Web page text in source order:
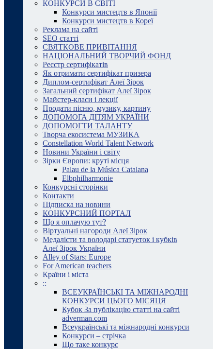
КОНКУРСИ В СВІТІ
Конкурси мистецтв в Японії
Конкурси мистецтв в Кореї
Реклама на сайті
SEO статті
СВЯТКОВЕ ПРИВІТАННЯ
НАЦІОНАЛЬНИЙ ТВОРЧИЙ ФОНД
Реєстр сертифікатів
Як отримати сертифікат призера
Диплом-сертифікат Алеї Зірок
Загальний сертифікат Алеї Зірок
Майстер-класи і лекції
Продати пісню, музику, картину
ДОПОМОГА ДІТЯМ УКРАЇНИ
ДОПОМОГТИ ТАЛАНТУ
Творча екосистема МУЗИКА
Constellation World Talent Network
Новини України і світу
Зірки Європи: круті місця
Palau de la Música Catalana
Elbphilharmonie
Конкурсні сторінки
Контакти
Підписка на новини
КОНКУРСНИЙ ПОРТАЛ
Що я оплачую тут?
Віртуальні нагороди Алеї Зірок
Медалісти та володарі статуеток і кубків
Алеї Зірок України
Alley of Stars: Europe
For American teachers
Країни і міста
::
ВСЕУКРАЇНСЬКІ ТА МІЖНАРОДНІ
КОНКУРСИ ЦЬОГО МІСЯЦЯ
Кубок За публікацію статті на сайті
adverman.com
Всеукраїнські та міжнародні конкурси
Конкурси – стрічка
Що таке конкурс